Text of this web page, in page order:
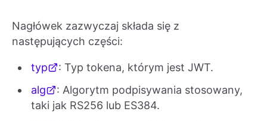
Nagłówek zazwyczaj składa się z
następujących części:
typ
: Typ tokena, którym jest JWT.
alg
: Algorytm podpisywania stosowany,
taki jak RS256 lub ES384.